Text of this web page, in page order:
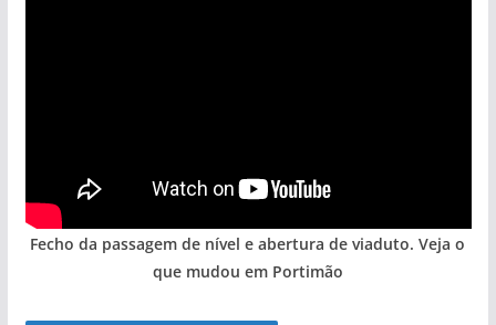
Fecho da passagem de nível e abertura de viaduto. Veja o
que mudou em Portimão